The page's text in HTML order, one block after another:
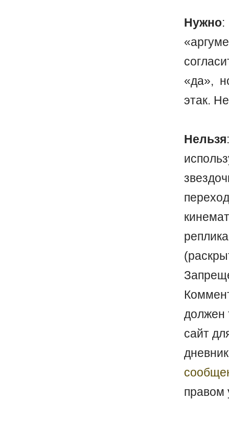
Нужно:
«да»,
этак.
Нельзя
должен
сайт
правом